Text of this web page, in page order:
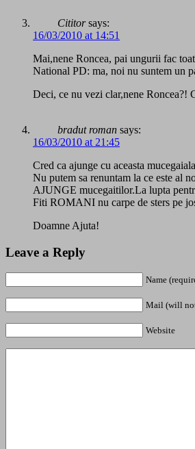
Cititor says:
16/03/2010 at 14:51
Mai,nene Roncea, pai ungurii fac
National PD: ma, noi nu suntem un
Deci, ce nu vezi clar,nene Roncea?!
bradut roman says:
16/03/2010 at 21:45
Cred ca ajunge cu aceasta
Nu putem sa renuntam la ce este al
AJUNGE mucegaitilor.La lupta
Fiti ROMANI nu carpe de sters pe
Doamne Ajuta!
Leave a Reply
Name
Mail (will
Website